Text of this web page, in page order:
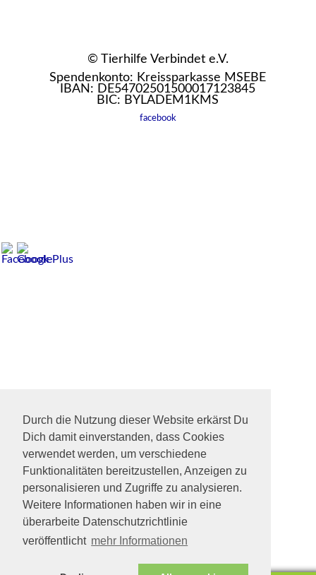
Durch die Nutzung dieser Website erkärst Du
Dich damit einverstanden, dass Cookies
verwendet werden, um verschiedene
Funktionalitäten bereitzustellen, Anzeigen zu
personalisieren und Zugriffe zu analysieren.
Weitere Informationen haben wir in eine
überarbeite Datenschutzrichtlinie
veröffentlicht mehr Informationen
© Tierhilfe Verbindet e.V.
Spendenkonto: Kreissparkasse MSEBE
IBAN: DE54702501500017123845
BIC: BYLADEM1KMS
facebook